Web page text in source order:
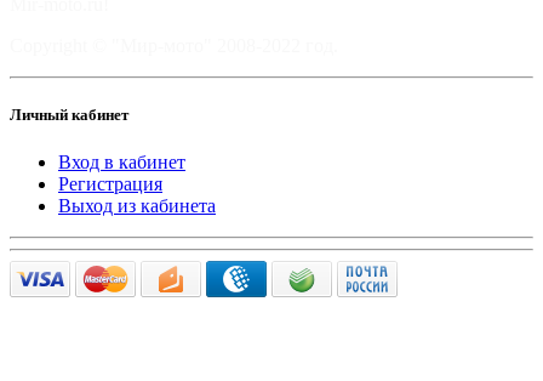
Личный кабинет
Вход в кабинет
Регистрация
Выход из кабинета